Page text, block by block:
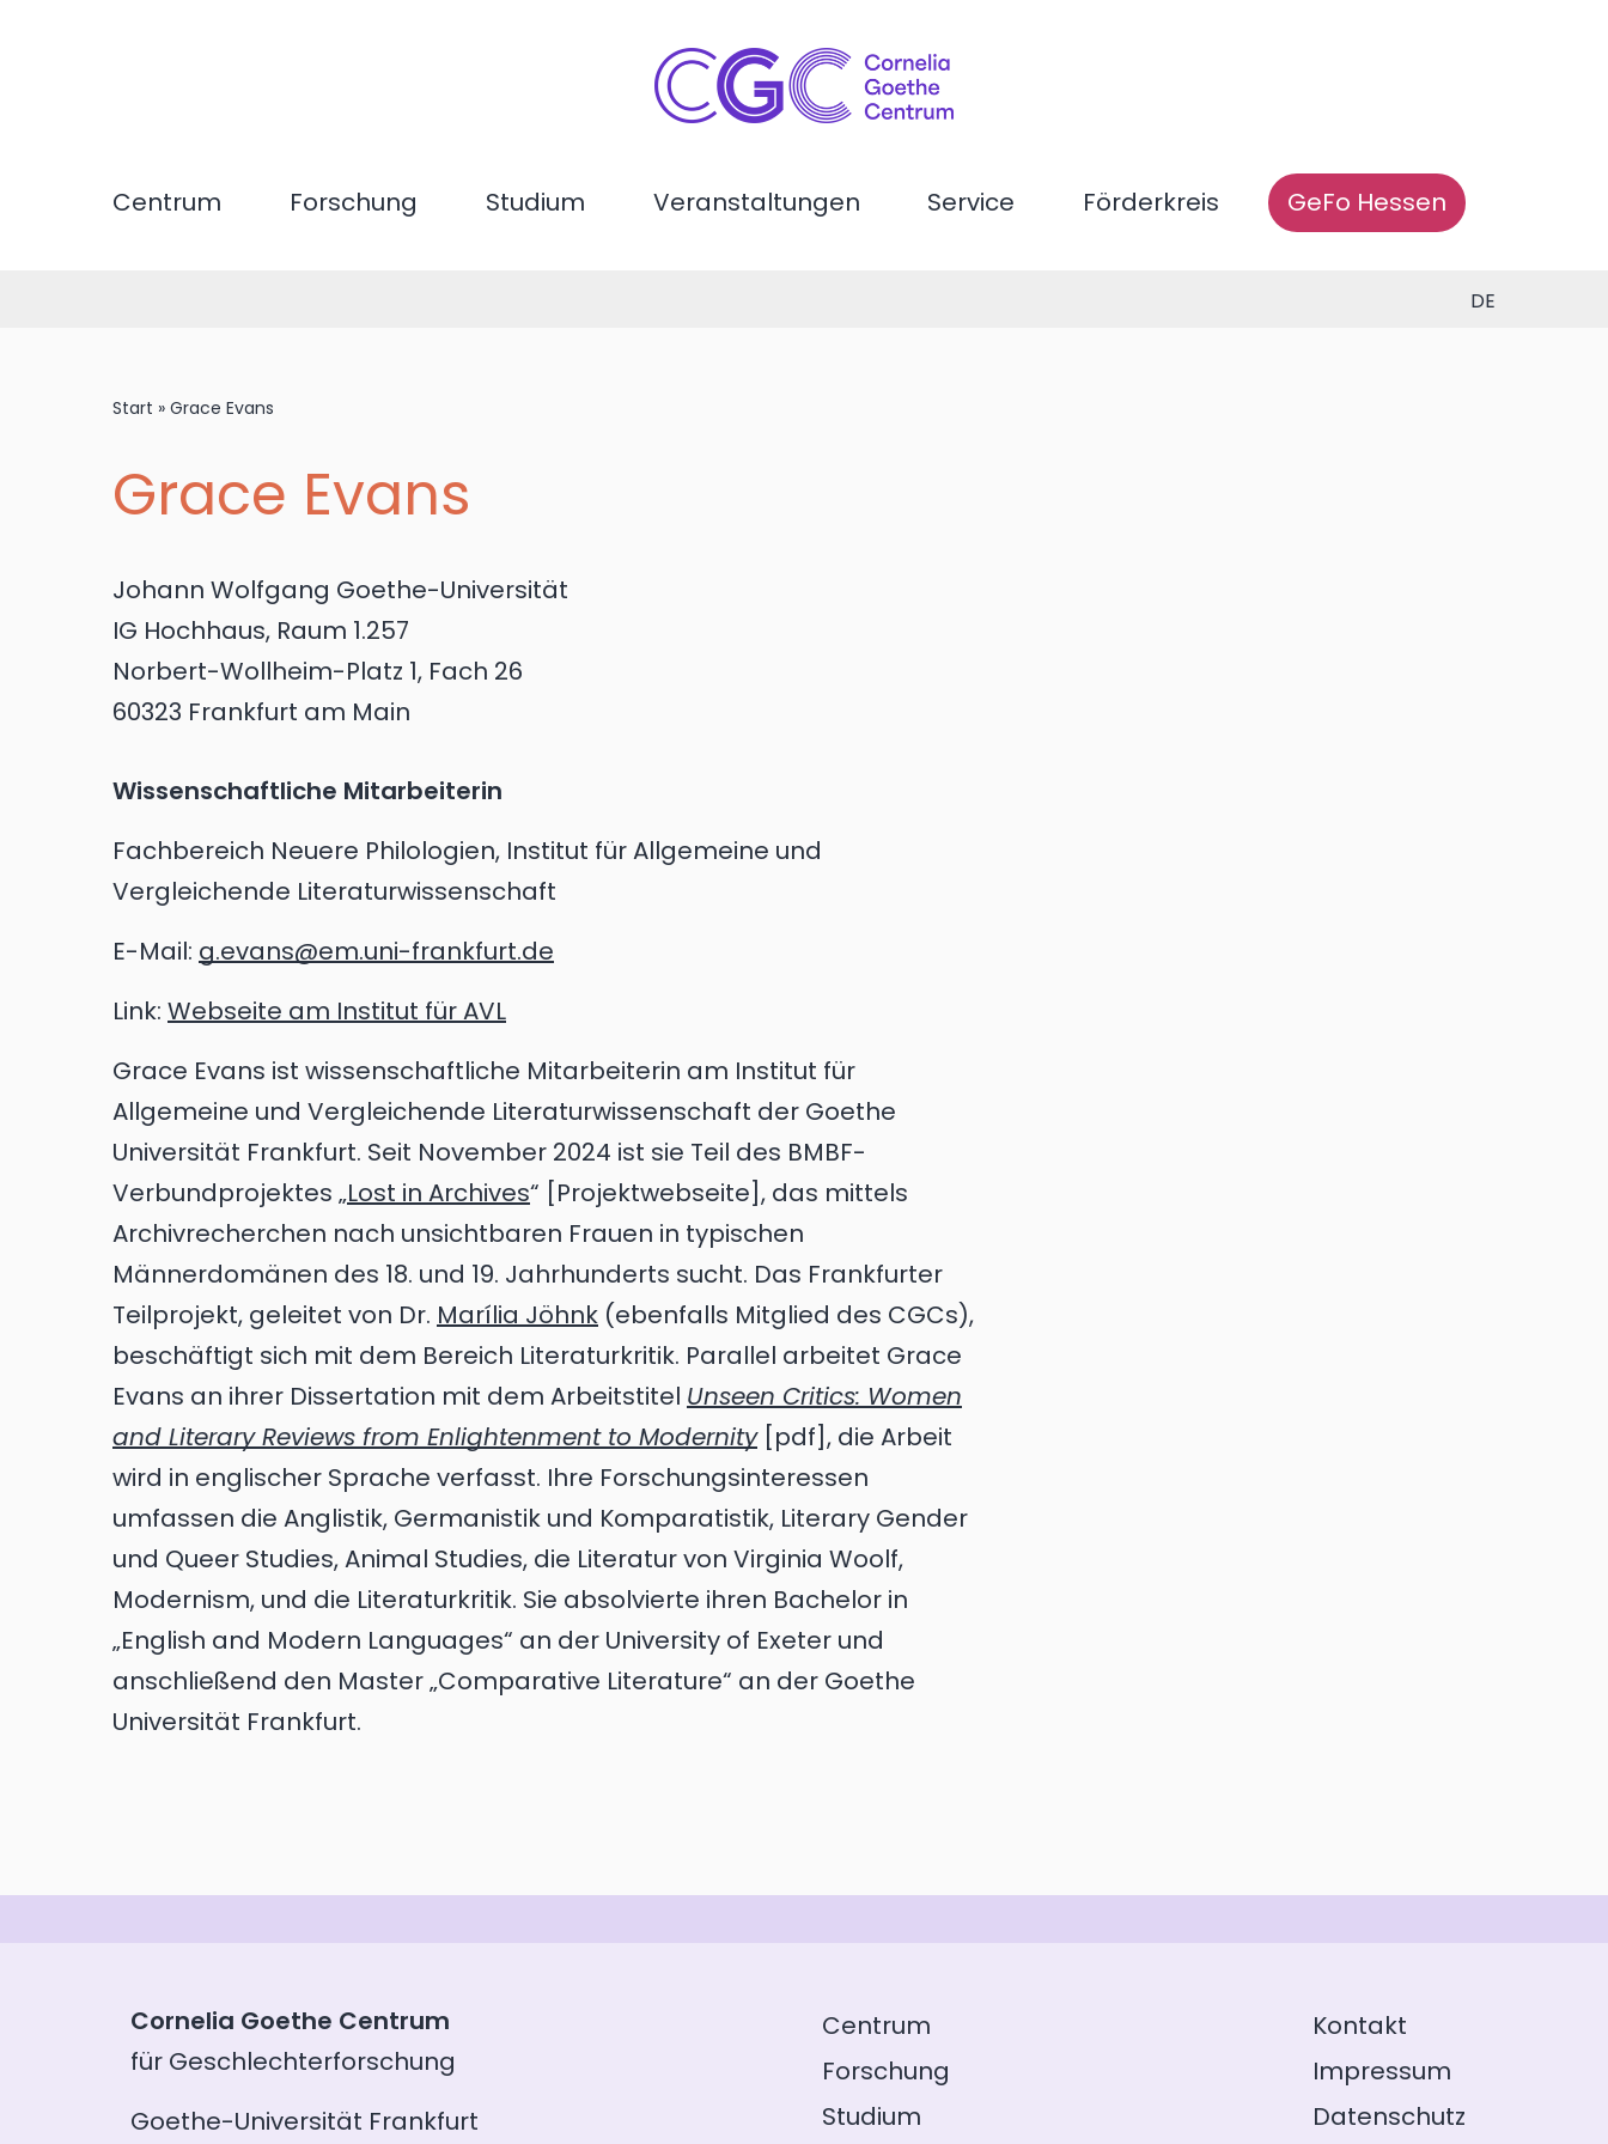
Centrum Forschung Studium Veranstaltungen Service Förderkreis GeFo Hessen
DE
Start » Grace Evans
Grace Evans
Johann Wolfgang Goethe-Universität
IG Hochhaus, Raum 1.257
Norbert-Wollheim-Platz 1, Fach 26
60323 Frankfurt am Main
Wissenschaftliche Mitarbeiterin
Fachbereich Neuere Philologien, Institut für Allgemeine und
Vergleichende Literaturwissenschaft
E-Mail: g.evans@em.uni-frankfurt.de
Link: Webseite am Institut für AVL
Grace Evans ist wissenschaftliche Mitarbeiterin am Institut für
Allgemeine und Vergleichende Literaturwissenschaft der Goethe
Universität Frankfurt. Seit November 2024 ist sie Teil des BMBF-
Verbundprojektes „Lost in Archives“ [Projektwebseite], das mittels
Archivrecherchen nach unsichtbaren Frauen in typischen
Männerdomänen des 18. und 19. Jahrhunderts sucht. Das Frankfurter
Teilprojekt, geleitet von Dr. Marília Jöhnk (ebenfalls Mitglied des CGCs),
beschäftigt sich mit dem Bereich Literaturkritik. Parallel arbeitet Grace
Evans an ihrer Dissertation mit dem Arbeitstitel Unseen Critics: Women
and Literary Reviews from Enlightenment to Modernity[pdf], die Arbeit
wird in englischer Sprache verfasst. Ihre Forschungsinteressen
umfassen die Anglistik, Germanistik und Komparatistik, Literary Gender
und Queer Studies, Animal Studies, die Literatur von Virginia Woolf,
Modernism, und die Literaturkritik. Sie absolvierte ihren Bachelor in
„English and Modern Languages“ an der University of Exeter und
anschließend den Master „Comparative Literature“ an der Goethe
Universität Frankfurt.
Cornelia Goethe Centrum
für Geschlechterforschung
Goethe-Universität Frankfurt
Centrum
Forschung
Studium
Kontakt
Impressum
Datenschutz